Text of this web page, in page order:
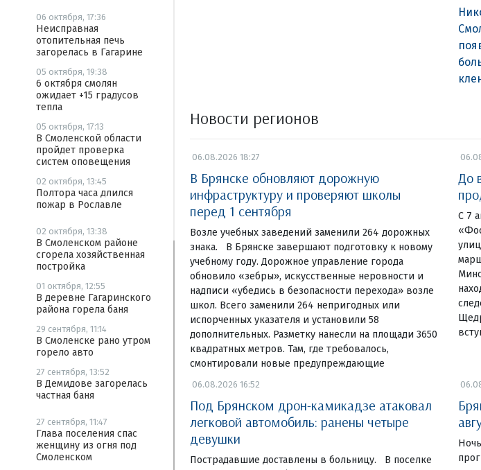
06 октября, 17:36
Неисправная
отопительная печь
загорелась в Гагарине
05 октября, 19:38
6 октября смолян
ожидает +15 градусов
тепла
05 октября, 17:13
В Смоленской области
пройдет проверка
систем оповещения
02 октября, 13:45
Полтора часа длился
пожар в Рославле
02 октября, 13:38
В Смоленском районе
сгорела хозяйственная
постройка
01 октября, 12:55
В деревне Гагаринского
района горела баня
29 сентября, 11:14
В Смоленске рано утром
горело авто
27 сентября, 13:52
В Демидове загорелась
частная баня
27 сентября, 11:47
Глава поселения спас
женщину из огня под
Смоленском
Новости регионов
06.08.2026 18:27
В Брянске обновляют дорожную
инфраструктуру и проверяют школы
перед 1 сентября
Возле учебных заведений заменили 264 дорожных
знака. В Брянске завершают подготовку к новому
учебному году. Дорожное управление города
обновило «зебры», искусственные неровности и
надписи «убедись в безопасности перехода» возле
школ. Всего заменили 264 непригодных или
испорченных указателя и установили 58
дополнительных. Разметку нанесли на площади 3650
квадратных метров. Там, где требовалось,
смонтировали новые предупреждающие
До
С 7
06.08.2026 16:52
Под Брянском дрон-камикадзе атаковал
легковой автомобиль: ранены четыре
девушки
Пострадавшие доставлены в больницу. В поселке